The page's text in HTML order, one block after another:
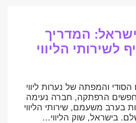
המדריך
לשירותי הליווי
והמפתה של נערות ליווי
הרפתקה, חברה נעימה
בערב משעמם, שירותי הליווי
בישראל, שוק הליווי…